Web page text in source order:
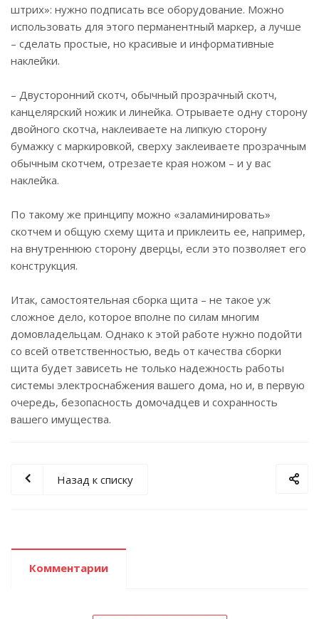
штрих»: нужно подписать все оборудование. Можно
использовать для этого перманентный маркер, а лучше
– сделать простые, но красивые и информативные
наклейки.
– Двусторонний скотч, обычный прозрачный скотч,
канцелярский ножик и линейка. Отрываете одну сторону
двойного скотча, наклеиваете на липкую сторону
бумажку с маркировкой, сверху заклеиваете прозрачным
обычным скотчем, отрезаете края ножом – и у вас
наклейка.
По такому же принципу можно «заламинировать»
скотчем и общую схему щита и приклеить ее, например,
на внутреннюю сторону дверцы, если это позволяет его
конструкция.
Итак, самостоятельная сборка щита – не такое уж
сложное дело, которое вполне по силам многим
домовладельцам. Однако к этой работе нужно подойти
со всей ответственностью, ведь от качества сборки
щита будет зависеть не только надежность работы
системы электроснабжения вашего дома, но и, в первую
очередь, безопасность домочадцев и сохранность
вашего имущества.
Назад к списку
Комментарии